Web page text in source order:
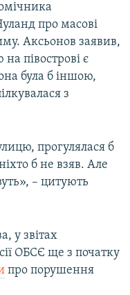
про масові
Аксьонов заявив,
півострові є
була б іншою,
з
прогулялася б
б не взяв. Але
– цитують
у звітах
ОБСЄ ще з початку
про порушення